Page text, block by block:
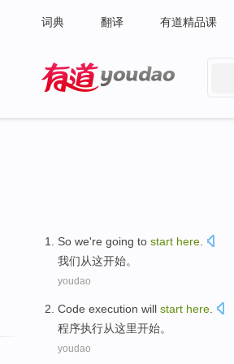
词典 翻译 有道精品课
So we're going to start here
我们从这开始。
youdao
Code execution will start here
程序执行从这里开始。
youdao